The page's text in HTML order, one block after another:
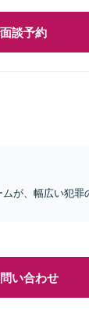
談予約
が、幅広い犯罪
い合わせ